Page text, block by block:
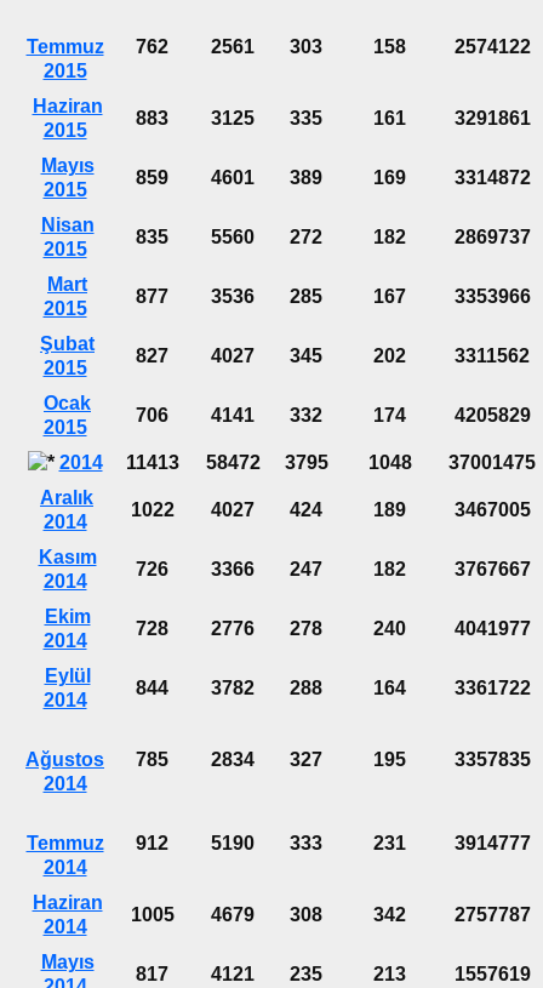
Temmuz
2015
762 2561 303 158 2574122
Haziran
2015
883 3125 335 161 3291861
Mayıs
2015
859 4601 389 169 3314872
Nisan
2015
835 5560 272 182 2869737
Mart
2015
877 3536 285 167 3353966
Şubat
2015
827 4027 345 202 3311562
Ocak
2015
706 4141 332 174 4205829
2014 11413 58472 3795 1048
37001475
Aralık
2014
1022 4027 424 189 3467005
Kasım
2014
726 3366 247 182 3767667
Ekim
2014
728 2776 278 240 4041977
Eylül
2014
844 3782 288 164 3361722
Ağustos
2014
785 2834 327 195 3357835
Temmuz
2014
912 5190 333 231 3914777
Haziran
2014
1005 4679 308 342 2757787
Mayıs
817 4121 235 213 1557619